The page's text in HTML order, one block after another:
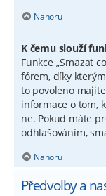
Nahoru
K čemu slouží
Funkce „Smazat
fórem, díky
to povoleno
informace o tom,
ne. Pokud máte
odhlašováním,
Nahoru
Předvolby a